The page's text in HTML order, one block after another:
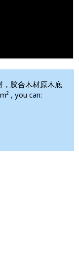
胶合木材原木底
, you can: